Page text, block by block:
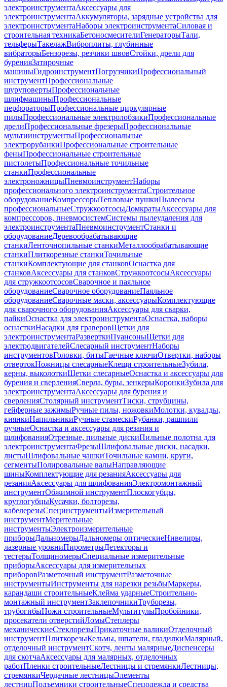
электроинструментаАксессуары для
электроинструментаАккумуляторы, зарядные устройства для
электроинструментаНаборы электроинструментаСиловая и
строительная техникаБетоносмесителиГенераторыТали,
тельферыТакелажВиброплиты, глубинные
вибраторыБензорезы, резчики швовСтойки, дрели для
буренияЗатирочные
машиныГидроинструментПогрузчикиПрофессиональный
инструментПрофессиональные
шуруповертыПрофессиональные
шлифмашиныПрофессиональные
перфораторыПрофессиональные циркулярные
пилыПрофессиональные электролобзикиПрофессиональные
дрелиПрофессиональные фрезерыПрофессиональные
мультиинструментыПрофессиональные
электрорубанкиПрофессиональные строительные
феныПрофессиональные строительные
пистолетыПрофессиональные точильные
станкиПрофессиональные
электроножницыПневмоинструментНаборы
профессионального электроинструментаСтроительное
оборудованиеКомпрессорыТепловые пушкиПылесосы
профессиональныеСтружкоотсосыДомкратыАксессуары для
компрессоров, пневмосистемСистемы пылеудаления для
электроинструментаПневмоинструментСтанки и
оборудованиеДеревообрабатывающие
станкиЛенточнопильные станкиМеталлообрабатывающие
станкиПлиткорезные станкиТочильные
станкиКомплектующие для станковОснастка для
станковАксессуары для станковСтружкоотсосыАксессуары
для стружкоотсосовСварочное и паяльное
оборудованиеСварочное оборудованиеПаяльное
оборудованиеСварочные маски, аксессуарыКомплектующие
для сварочного оборудованияАксессуары для сварки,
пайкиОснастка для электроинструментаОснастка, наборы
оснасткиНасадки для граверовЩетки для
электроинструментаРазверткиПуансоныЩетки для
электродвигателейСлесарный инструментНаборы
инструментовГоловки, битыГаечные ключиОтвертки, наборы
отвертокНожницы слесарныеКлещи строительныеЗубила,
керны, выколоткиЩетки слесарныеОснастка и аксессуары для
бурения и сверленияСверла, буры, зенкерыКоронкиЗубила для
электроинструментаАксессуары для бурения и
сверленияСтолярный инструментТиски, струбцины,
гейферные зажимыРучные пилы, ножовкиМолотки, кувалды,
киянкиНапильникиРучные стамескиРубанки, рашпили
ручныеОснастка и аксессуары для резания и
шлифованияОтрезные, пильные дискиПильные полотна для
электроинструментаФрезыШлифовальные диски, насадки,
листыШлифовальные чашкиТочильные камни, круги,
сегментыПолировальные валыНаправляющие
шиныКомплектующие для резанияАксессуары для
резанияАксессуары для шлифованияЭлектромонтажный
инструментОбжимной инструментПлоскогубцы,
круглогубцыКусачки, болторезы,
кабелерезыСпецинструментыИзмерительный
инструментМерительные
инструментыЭлектроизмерительные
приборыДальномерыДальномеры оптическиеНивелиры,
лазерные уровниПирометрыДетекторы и
тестерыТолщиномерыСпециальные измерительные
приборыАксессуары для измерительных
приборовРазметочный инструментРазметочные
инструментыИнструменты для нарезки резьбыМаркеры,
карандаши строительныеКлейма ударныеСтроительно-
монтажный инструментЗаклепочникиТруборезы,
трубогибыНожи строительныеМультитулыПробойники,
просекатели отверстийЛомыСтеплеры
механическиеСтеклорезыПрикаточные валикиОтделочный
инструментПлиткорезыКельмы, шпатели, гладилкиМалярный,
отделочный инструментСкотч, ленты малярныеДиспенсеры
для скотчаАксессуары для малярных, отделочных
работПленки строительныеЛестницы и стремянкиЛестницы,
стремянкиЧердачные лестницыЭлементы
лестницПодъемники строительныеСпецодежда и средства